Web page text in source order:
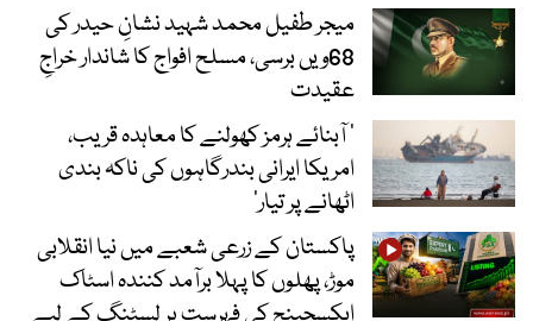
میجر طفیل محمد شہید نشانِ حیدر کی
68ویں برسی، مسلح افواج کا شاندار خراجِ
عقیدت
’ آبنائے ہرمز کھولنے کا معاہدہ قریب،
امریکا ایرانی بندرگاہوں کی ناکہ بندی
اٹھانے پر تیار‘
پاکستان کے زرعی شعبے میں نیا انقلابی
موڑ، پھلوں کا پہلا برآمد کنندہ اسٹاک